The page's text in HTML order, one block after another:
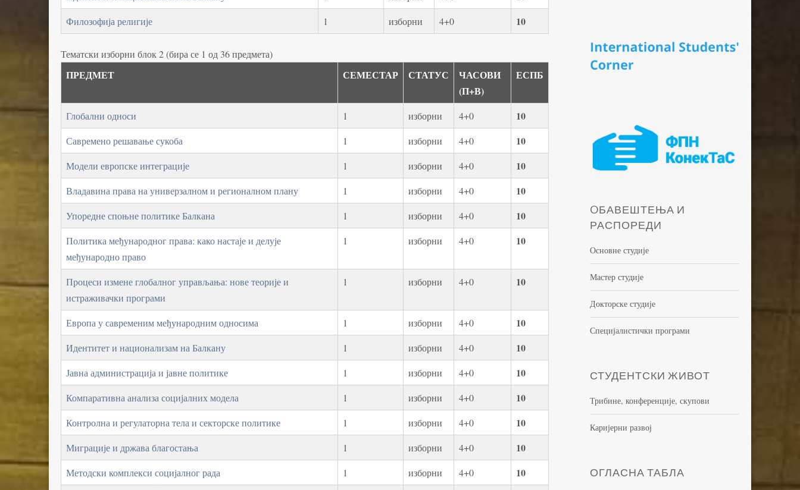
Филозофија религије 1 изборни 4+0 10
Тематски изборни блок 2 (бира се 1 од 36 предмета)
ПРЕДМЕТ СЕМЕСТАР СТАТУС
ЧАСОВИ
(П+В)
ЕСПБ
Глобални односи 1 изборни 4+0 10
Савремено решавање сукоба 1 изборни 4+0 10
Модели европске интеграције 1 изборни 4+0 10
Владавина права на универзалном и регионалном плану 1 изборни 4+0 10
Упоредне споњне политике Балкана 1 изборни 4+0 10
Политика међународног права: како настаје и делује
међународно право
1 изборни 4+0 10
Процеси измене глобалног управљања: нове теорије и
истраживачки програми
1 изборни 4+0 10
Европа у савременим међународним односима 1 изборни 4+0 10
Идентитет и национализам на Балкану 1 изборни 4+0 10
Јавна администрација и јавне политике 1 изборни 4+0 10
Компаративна анализа социјалних модела 1 изборни 4+0 10
Контролна и регулаторна тела и секторске политике 1 изборни 4+0 10
Миграције и држава благостања 1 изборни 4+0 10
Методски комплекси социјалног рада 1 изборни 4+0 10
OБАВЕШТЕЊА И
РАСПОРЕДИ
Основне студије
Мастер студије
Докторске студије
Специјалистички програми
СТУДЕНТСКИ ЖИВОТ
Трибине, конференције, скупови
Каријерни развој
ОГЛАСНА ТАБЛА